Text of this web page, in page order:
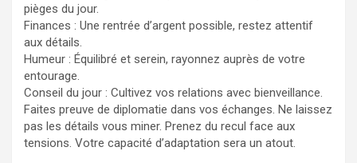
pièges du jour.
Finances : Une rentrée d’argent possible, restez attentif
aux détails.
Humeur : Équilibré et serein, rayonnez auprès de votre
entourage.
Conseil du jour : Cultivez vos relations avec bienveillance.
Faites preuve de diplomatie dans vos échanges. Ne laissez
pas les détails vous miner. Prenez du recul face aux
tensions. Votre capacité d’adaptation sera un atout.